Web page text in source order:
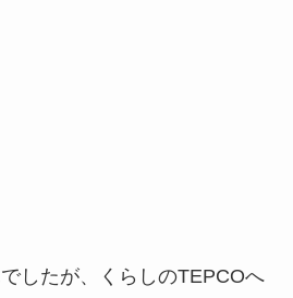
したが、くらしのTEPCOへ